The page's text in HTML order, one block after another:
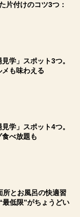
片付けのコツ3つ：
学」スポット3つ。
も味わえる
学」スポット4つ。
べ放題も
所とお風呂の快適習
低限”がちょうどい